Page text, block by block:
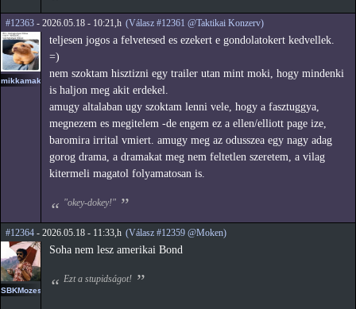
#12363 - 2026.05.18 - 10:21,h (Válasz #12361 @Taktikai Konzerv)
mikkamakka
teljesen jogos a felvetesed es ezekert e gondolatokert kedvellek.
=)
nem szoktam hisztizni egy trailer utan mint moki, hogy mindenki
is haljon meg akit erdekel.
amugy altalaban ugy szoktam lenni vele, hogy a fasztuggya,
megnezem es megitelem -de engem ez a ellen/elliott page ize,
baromira irrital vmiert. amugy meg az odusszea egy nagy adag
gorog drama, a dramakat meg nem feltetlen szeretem, a vilag
kitermeli magatol folyamatosan is.
"okey-dokey!"
#12364 - 2026.05.18 - 11:33,h (Válasz #12359 @Moken)
SBKMozes
Soha nem lesz amerikai Bond
Ezt a stupidságot!